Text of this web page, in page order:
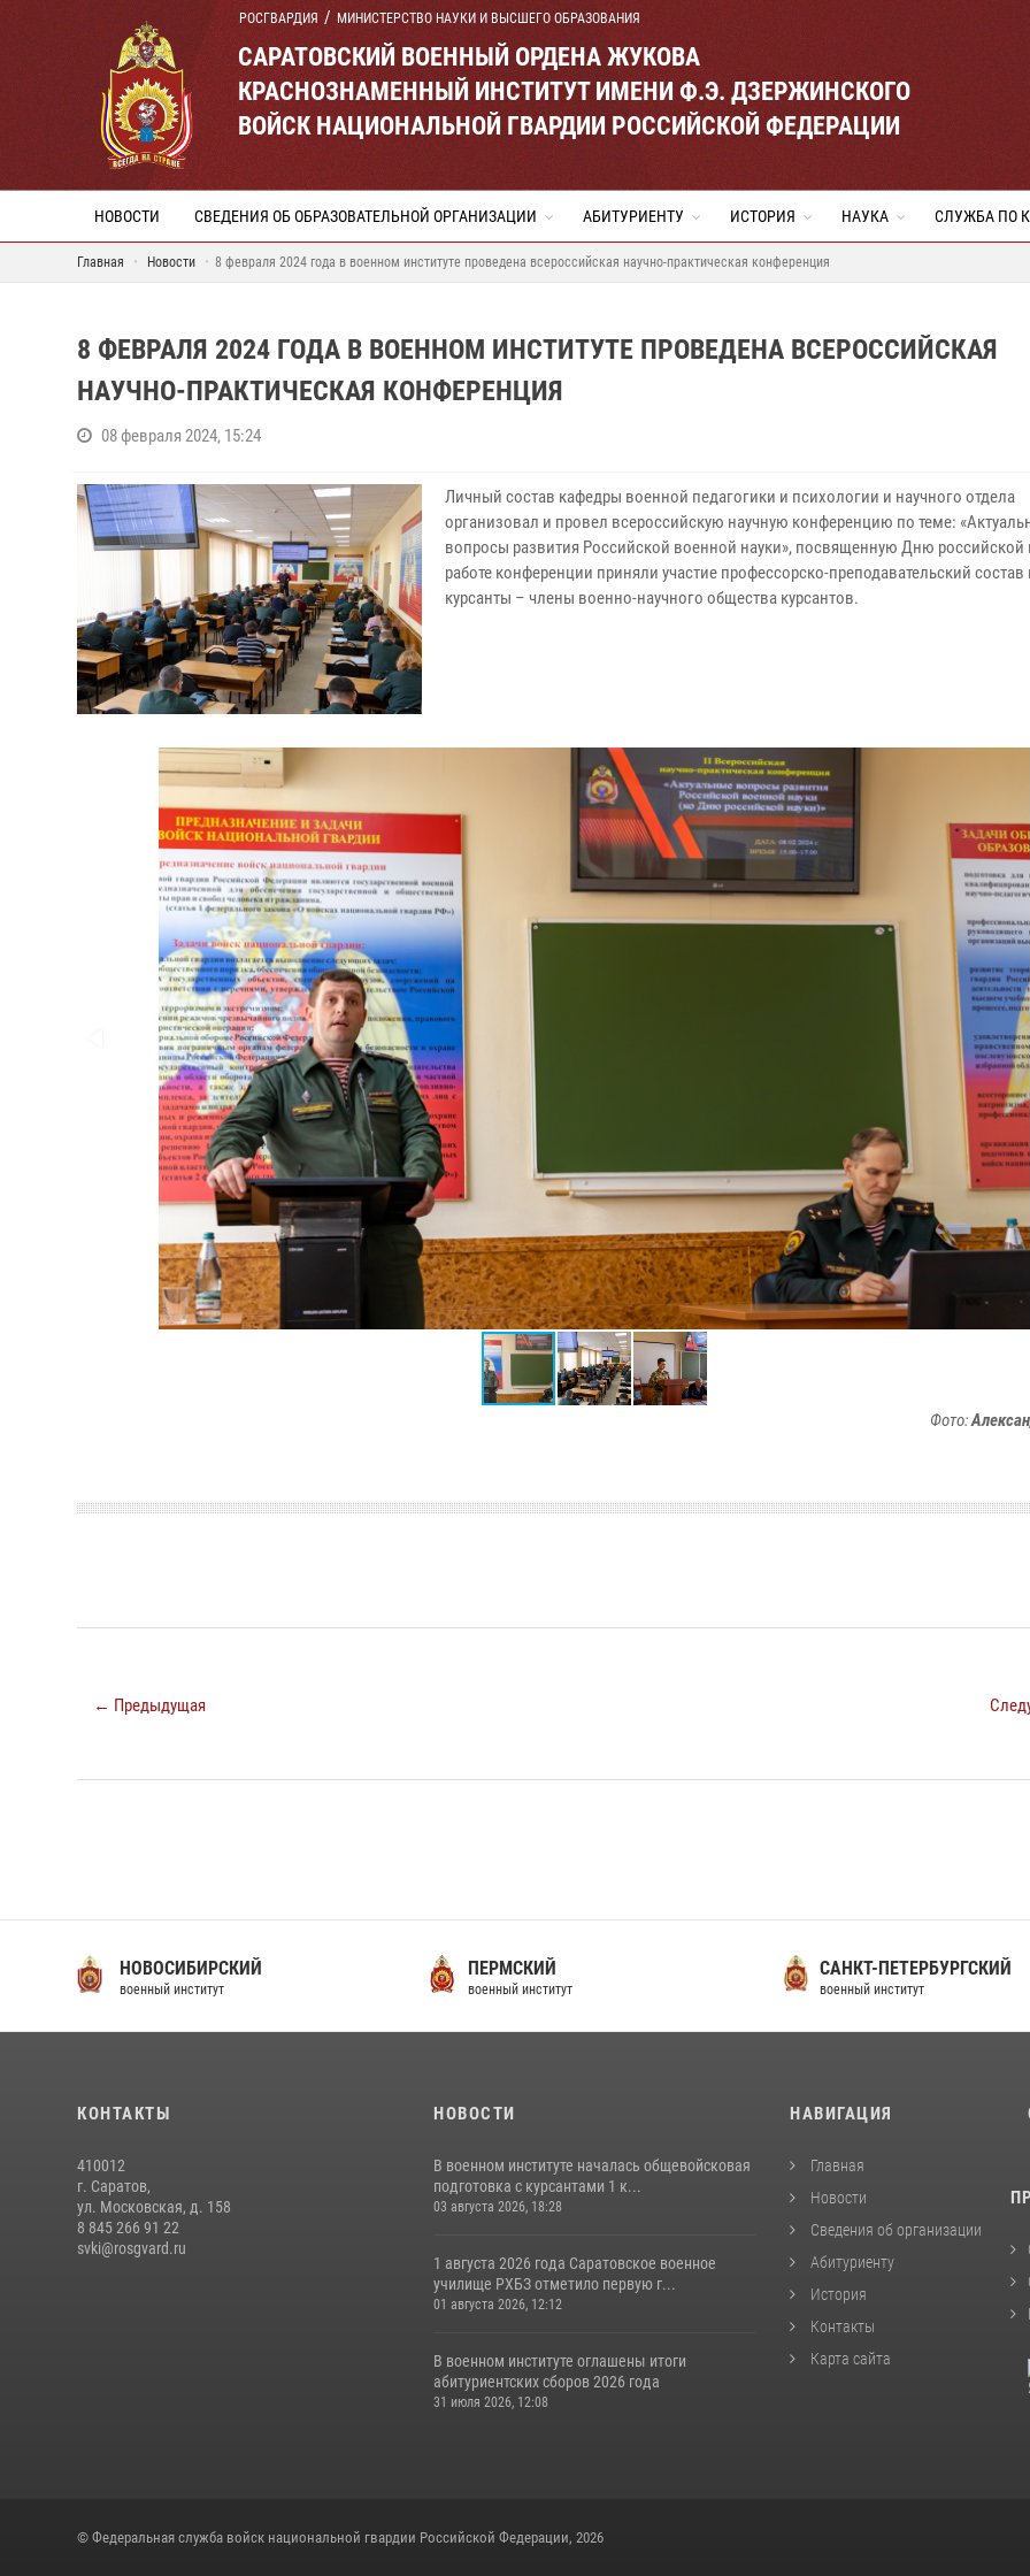
РОСГВАРДИЯ МИНИСТЕРСТВО НАУКИ И ВЫСШЕГО ОБРАЗОВАНИЯ
САРАТОВСКИЙ ВОЕННЫЙ ОРДЕНА ЖУКОВА
КРАСНОЗНАМЕННЫЙ ИНСТИТУТ ИМЕНИ Ф.Э. ДЗЕРЖИНСКОГО
ВОЙСК НАЦИОНАЛЬНОЙ ГВАРДИИ РОССИЙСКОЙ ФЕДЕРАЦИИ
НОВОСТИ СВЕДЕНИЯ ОБ ОБРАЗОВАТЕЛЬНОЙ ОРГАНИЗАЦИИ АБИТУРИЕНТУ ИСТОРИЯ НАУКА СЛУЖБА ПО
Главная Новости 8 февраля 2024 года в военном институте проведена всероссийская научно-практическая конференция
8 ФЕВРАЛЯ 2024 ГОДА В ВОЕННОМ ИНСТИТУТЕ ПРОВЕДЕНА ВСЕРОССИЙСКАЯ
НАУЧНО-ПРАКТИЧЕСКАЯ КОНФЕРЕНЦИЯ
08 февраля 2024, 15:24
Личный состав кафедры военной педагогики и психологии и научного отдела
организовал и провел всероссийскую научную конференцию по теме:
вопросы развития Российской военной науки», посвященную Дню российской
работе конференции приняли участие профессорско-преподавательский состав
курсанты – члены военно-научного общества курсантов.
Фото:
← Предыдущая
НОВОСИБИРСКИЙ
военный институт
ПЕРМСКИЙ
военный институт
САНКТ-ПЕТЕРБУРГСКИЙ
военный институт
КОНТАКТЫ
410012
г. Саратов,
ул. Московская, д. 158
8 845 266 91 22
svki@rosgvard.ru
НОВОСТИ
В военном институте началась общевойсковая
подготовка с курсантами 1 к...
03 августа 2026, 18:28
1 августа 2026 года Саратовское военное
училище РХБЗ отметило первую г...
01 августа 2026, 12:12
В военном институте оглашены итоги
абитуриентских сборов 2026 года
31 июля 2026, 12:08
НАВИГАЦИЯ
Главная
Новости
Сведения об организации
Абитуриенту
История
Контакты
Карта сайта
© Федеральная служба войск национальной гвардии Российской Федерации, 2026